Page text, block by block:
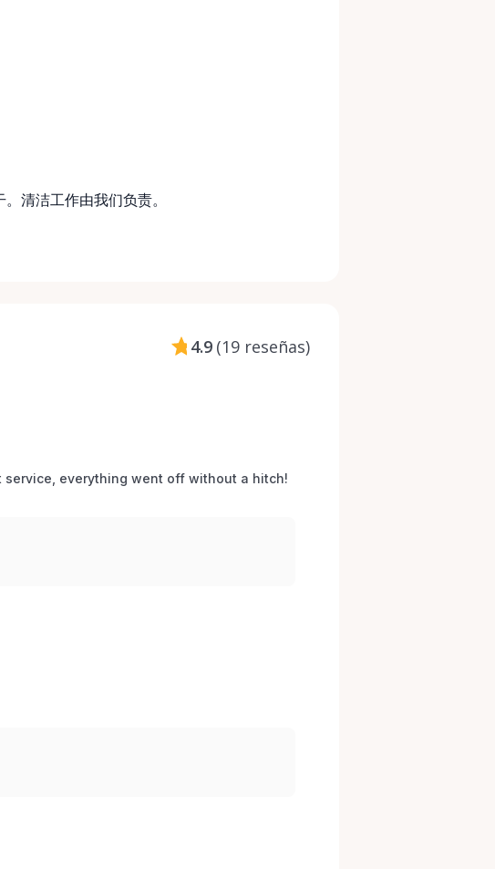
清洁工作由我们负责。
4.9 (19 reseñas)
everything went off without a hitch!